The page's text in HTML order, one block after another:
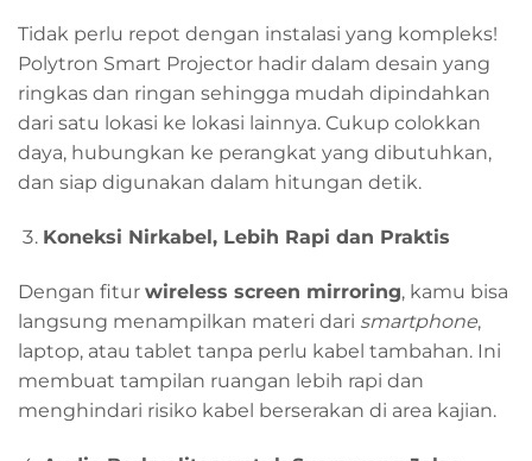
Tidak perlu repot dengan instalasi yang kompleks!
Polytron Smart Projector hadir dalam desain yang
ringkas dan ringan sehingga mudah dipindahkan
dari satu lokasi ke lokasi lainnya. Cukup colokkan
daya, hubungkan ke perangkat yang dibutuhkan,
dan siap digunakan dalam hitungan detik.
Koneksi Nirkabel, Lebih Rapi dan Praktis
Dengan fitur wireless screen mirroring, kamu bisa
langsung menampilkan materi dari smartphone,
laptop, atau tablet tanpa perlu kabel tambahan. Ini
membuat tampilan ruangan lebih rapi dan
menghindari risiko kabel berserakan di area kajian.